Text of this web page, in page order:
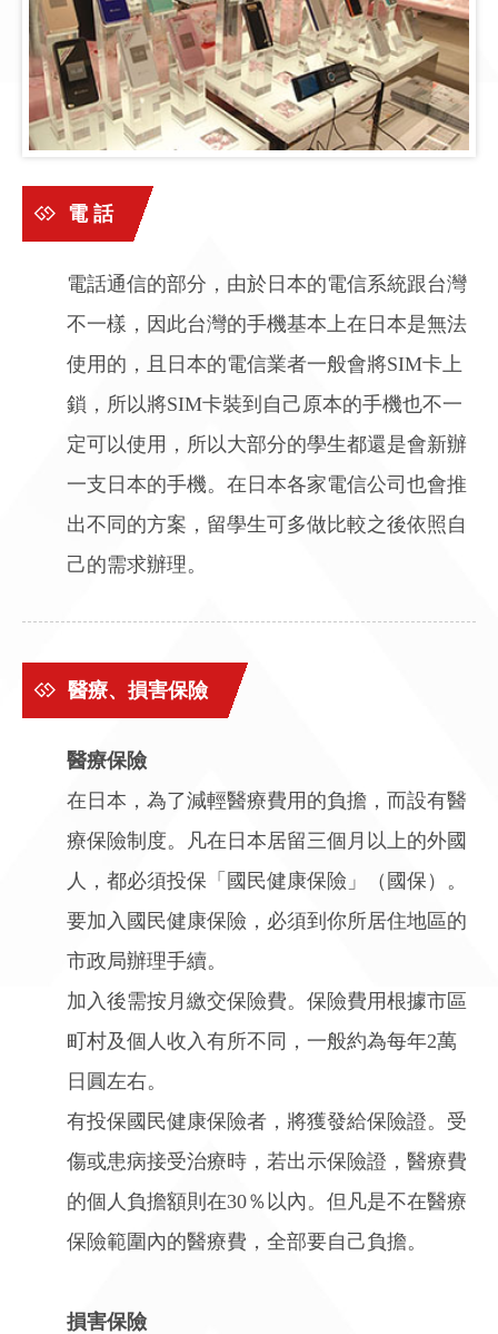
電 話
電話通信的部分，由於日本的電信系統跟台灣
不一樣，因此台灣的手機基本上在日本是無法
使用的，且日本的電信業者一般會將SIM卡上
鎖，所以將SIM卡裝到自己原本的手機也不一
定可以使用，所以大部分的學生都還是會新辦
一支日本的手機。在日本各家電信公司也會推
出不同的方案，留學生可多做比較之後依照自
己的需求辦理。
醫療、損害保險
醫療保險
在日本，為了減輕醫療費用的負擔，而設有醫
療保險制度。凡在日本居留三個月以上的外國
人，都必須投保「國民健康保險」（國保）。
要加入國民健康保險，必須到你所居住地區的
市政局辦理手續。
加入後需按月繳交保險費。保險費用根據市區
町村及個人收入有所不同，一般約為每年2萬
日圓左右。
有投保國民健康保險者，將獲發給保險證。受
傷或患病接受治療時，若出示保險證，醫療費
的個人負擔額則在30％以內。但凡是不在醫療
保險範圍內的醫療費，全部要自己負擔。
損害保險